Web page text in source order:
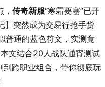
传奇新服“寒霜要塞”已开
】突然成为交易行抢手货
普通的蓝色符文，实测竟
文结合20人战队通宵测试
跨职业组合，带你彻底玩